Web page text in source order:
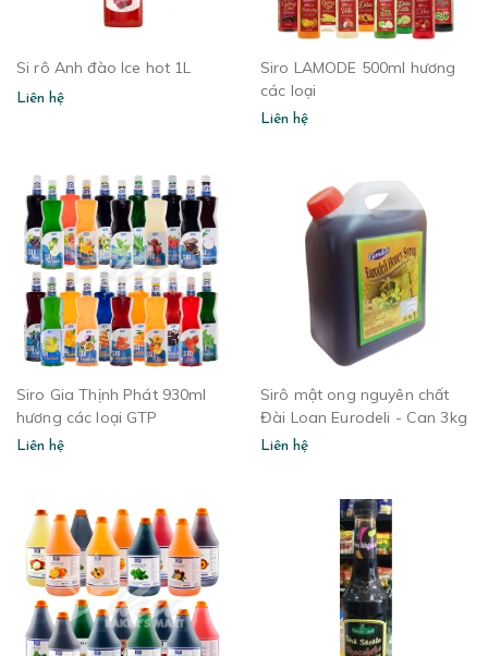
Si rô Anh đào Ice hot 1L
Liên hệ
Siro LAMODE 500ml hương
các loại
Liên hệ
Siro Gia Thịnh Phát 930ml
hương các loại GTP
Liên hệ
Sirô mật ong nguyên chất
Đài Loan Eurodeli - Can 3kg
Liên hệ